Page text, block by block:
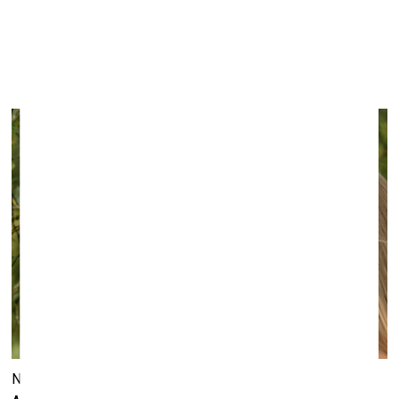
No 31. oktobra līdz 31. janvārim ISSP Galerijā būs skatāma